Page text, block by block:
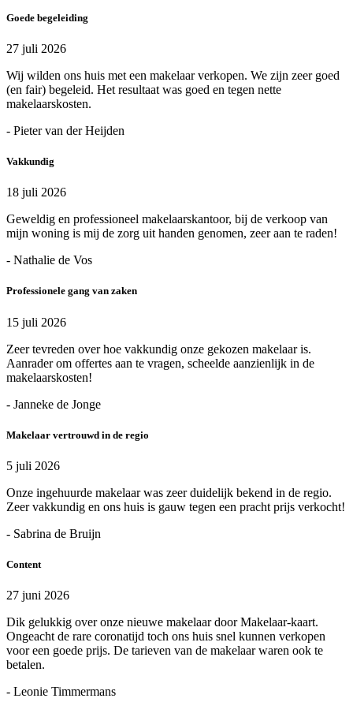
Goede begeleiding
27 juli 2026
Wij wilden ons huis met een makelaar verkopen. We zijn zeer goed
(en fair) begeleid. Het resultaat was goed en tegen nette
makelaarskosten.
- Pieter van der Heijden
Vakkundig
18 juli 2026
Geweldig en professioneel makelaarskantoor, bij de verkoop van
mijn woning is mij de zorg uit handen genomen, zeer aan te raden!
- Nathalie de Vos
Professionele gang van zaken
15 juli 2026
Zeer tevreden over hoe vakkundig onze gekozen makelaar is.
Aanrader om offertes aan te vragen, scheelde aanzienlijk in de
makelaarskosten!
- Janneke de Jonge
Makelaar vertrouwd in de regio
5 juli 2026
Onze ingehuurde makelaar was zeer duidelijk bekend in de regio.
Zeer vakkundig en ons huis is gauw tegen een pracht prijs verkocht!
- Sabrina de Bruijn
Content
27 juni 2026
Dik gelukkig over onze nieuwe makelaar door Makelaar-kaart.
Ongeacht de rare coronatijd toch ons huis snel kunnen verkopen
voor een goede prijs. De tarieven van de makelaar waren ook te
betalen.
- Leonie Timmermans